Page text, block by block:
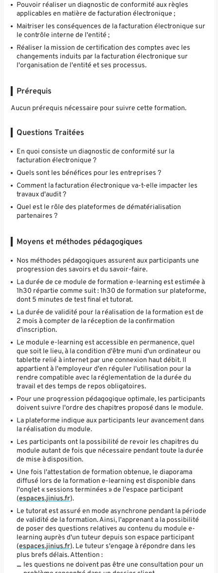
Pouvoir réaliser un diagnostic de conformité aux règles
applicables en matière de facturation électronique ;
Maitriser les conséquences de la facturation électronique sur
le contrôle interne de l'entité ;
Réaliser la mission de certification des comptes avec les
changements induits par la facturation électronique sur
l'organisation de l'entité et ses processus.
Prérequis
Aucun prérequis nécessaire pour suivre cette formation.
Questions Traitées
En quoi consiste un diagnostic de conformité sur la
facturation électronique ?
Quels sont les bénéfices pour les entreprises ?
Comment la facturation électronique va-t-elle impacter les
travaux d'audit ?
Quel est le rôle des plateformes de dématérialisation
partenaires ?
Moyens et méthodes pédagogiques
Nos méthodes pédagogiques assurent aux participants une
progression des savoirs et du savoir-faire.
La durée de ce module de formation e-learning est estimée à
1h30 répartie comme suit : 1h30 de formation sur plateforme,
dont 5 minutes de test final et tutorat.
La durée de validité pour la réalisation de la formation est de
2 mois à compter de la réception de la confirmation
d'inscription.
Le module e-learning est accessible en permanence, quel
que soit le lieu, à la condition d'être muni d'un ordinateur ou
tablette relié à internet par une connexion haut débit. Il
appartient à l'employeur d'en réguler l'utilisation pour la
rendre compatible avec la réglementation de la durée du
travail et des temps de repos obligatoires.
Pour une progression pédagogique optimale, les participants
doivent suivre l'ordre des chapitres proposé dans le module.
La plateforme indique aux participants leur avancement dans
la réalisation du module.
Les participants ont la possibilité de revoir les chapitres du
module autant de fois que nécessaire pendant toute la durée
de mise à disposition.
Une fois l'attestation de formation obtenue, le diaporama
diffusé lors de la formation e-learning est disponible dans
l'onglet « sessions terminées » de l'espace participant
(espaces.jinius.fr).
Le tutorat est assuré en mode asynchrone pendant la période
de validité de la formation. Ainsi, l'apprenant a la possibilité
de poser des questions relatives au contenu du module e-
learning auprès d'un tuteur depuis son espace participant
(espaces.jinius.fr). Le tuteur s'engage à répondre dans les
plus brefs délais. Attention :
les questions ne doivent pas être une consultation pour un